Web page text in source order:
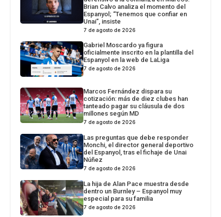
Brian Calvo analiza el momento del
Espanyol; “Tenemos que confiar en
Unai”, insiste
7 de agosto de 2026
Gabriel Moscardo ya figura
oficialmente inscrito en la plantilla del
Espanyol en la web de LaLiga
7 de agosto de 2026
Marcos Fernández dispara su
cotización: más de diez clubes han
tanteado pagar su cláusula de dos
millones según MD
7 de agosto de 2026
Las preguntas que debe responder
Monchi, el director general deportivo
del Espanyol, tras el fichaje de Unai
Núñez
7 de agosto de 2026
La hija de Alan Pace muestra desde
dentro un Burnley – Espanyol muy
especial para su familia
7 de agosto de 2026